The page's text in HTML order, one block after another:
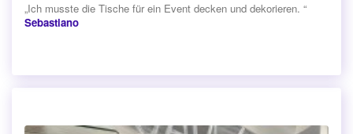
„Ich musste die Tische für ein Event decken und dekorieren. “
Sebastiano